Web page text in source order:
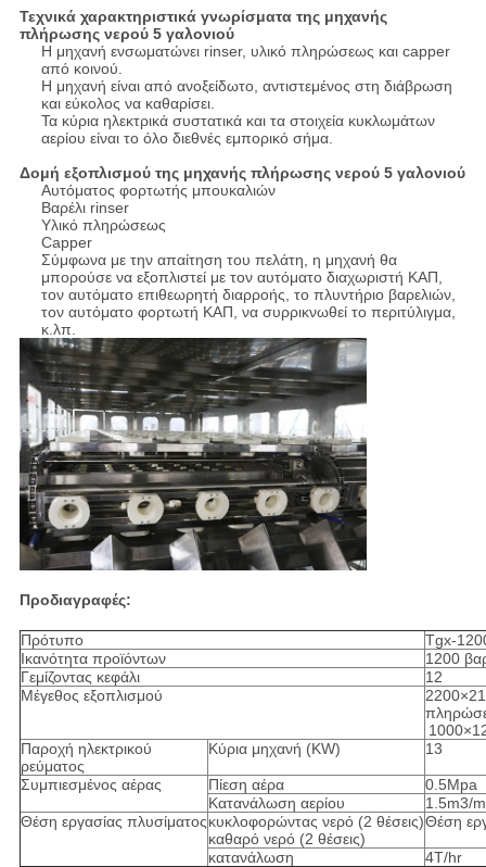
Τεχνικά χαρακτηριστικά γνωρίσματα της μηχανής
πλήρωσης νερού 5 γαλονιού
Η μηχανή ενσωματώνει rinser, υλικό πληρώσεως και capper
από κοινού.
Η μηχανή είναι από ανοξείδωτο, αντιστεμένος στη διάβρωση
και εύκολος να καθαρίσει.
Τα κύρια ηλεκτρικά συστατικά και τα στοιχεία κυκλωμάτων
αερίου είναι το όλο διεθνές εμπορικό σήμα.
Δομή εξοπλισμού της μηχανής πλήρωσης νερού 5 γαλονιού
Αυτόματος φορτωτής μπουκαλιών
Βαρέλι rinser
Υλικό πληρώσεως
Capper
Σύμφωνα με την απαίτηση του πελάτη, η μηχανή θα
μπορούσε να εξοπλιστεί με τον αυτόματο διαχωριστή ΚΑΠ,
τον αυτόματο επιθεωρητή διαρροής, το πλυντήριο βαρελιών,
τον αυτόματο φορτωτή ΚΑΠ, να συρρικνωθεί το περιτύλιγμα,
κ.λπ.
Προδιαγραφές:
Πρότυπο
Tgx-
Ικανότητα προϊόντων
1200
Γεμίζοντας κεφάλι
12
Μέγεθος εξοπλισμού
Παροχή ηλεκτρικού
ρεύματος
Κύρια μηχανή (KW) 13
Συμπιεσμένος αέρας Πίεση αέρα
0.5Mpa
Κατανάλωση αερίου
1.5m3/
Θέση εργασίας πλυσίματοςκυκλοφορώντας νερό (2 θέσεις)
καθαρό νερό (2 θέσεις)
Θέση
κατανάλωση 4T/hr